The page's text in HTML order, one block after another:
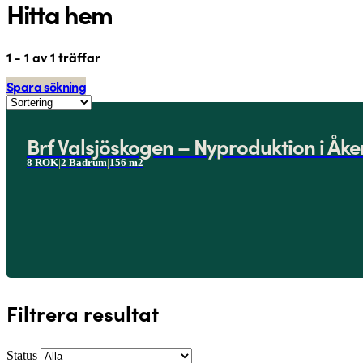
Hitta hem
1 - 1 av 1 träffar
Spara sökning
Brf Valsjöskogen – Nyproduktion i
8 ROK|2 Badrum|156 m2
Filtrera resultat
Status